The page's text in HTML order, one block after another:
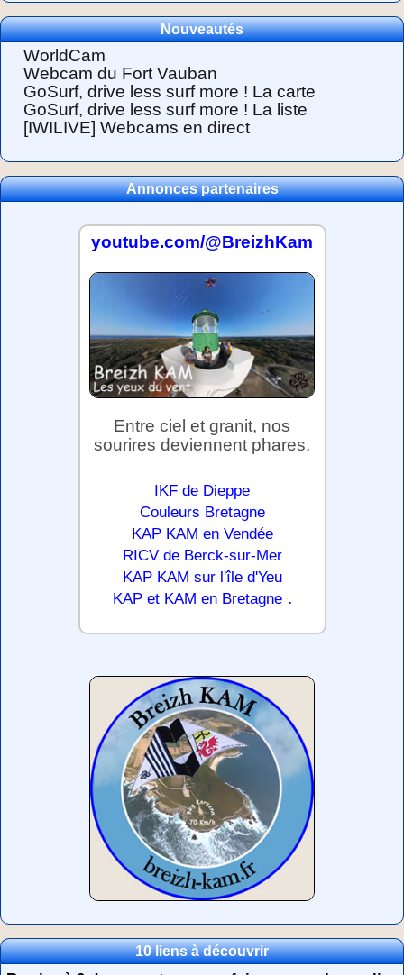
Nouveautés
WorldCam
Webcam du Fort Vauban
GoSurf, drive less surf more ! La carte
GoSurf, drive less surf more ! La liste
[IWILIVE] Webcams en direct
Annonces partenaires
youtube.com/@BreizhKam
Entre ciel et granit, nos
sourires deviennent phares.
IKF de Dieppe
Couleurs Bretagne
KAP KAM en Vendée
RICV de Berck-sur-Mer
KAP KAM sur l'île d'Yeu
KAP et KAM en Bretagne .
10 liens à découvrir